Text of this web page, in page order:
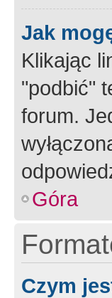
Jak
Klikając
"podbić"
forum.
Góra
Czym